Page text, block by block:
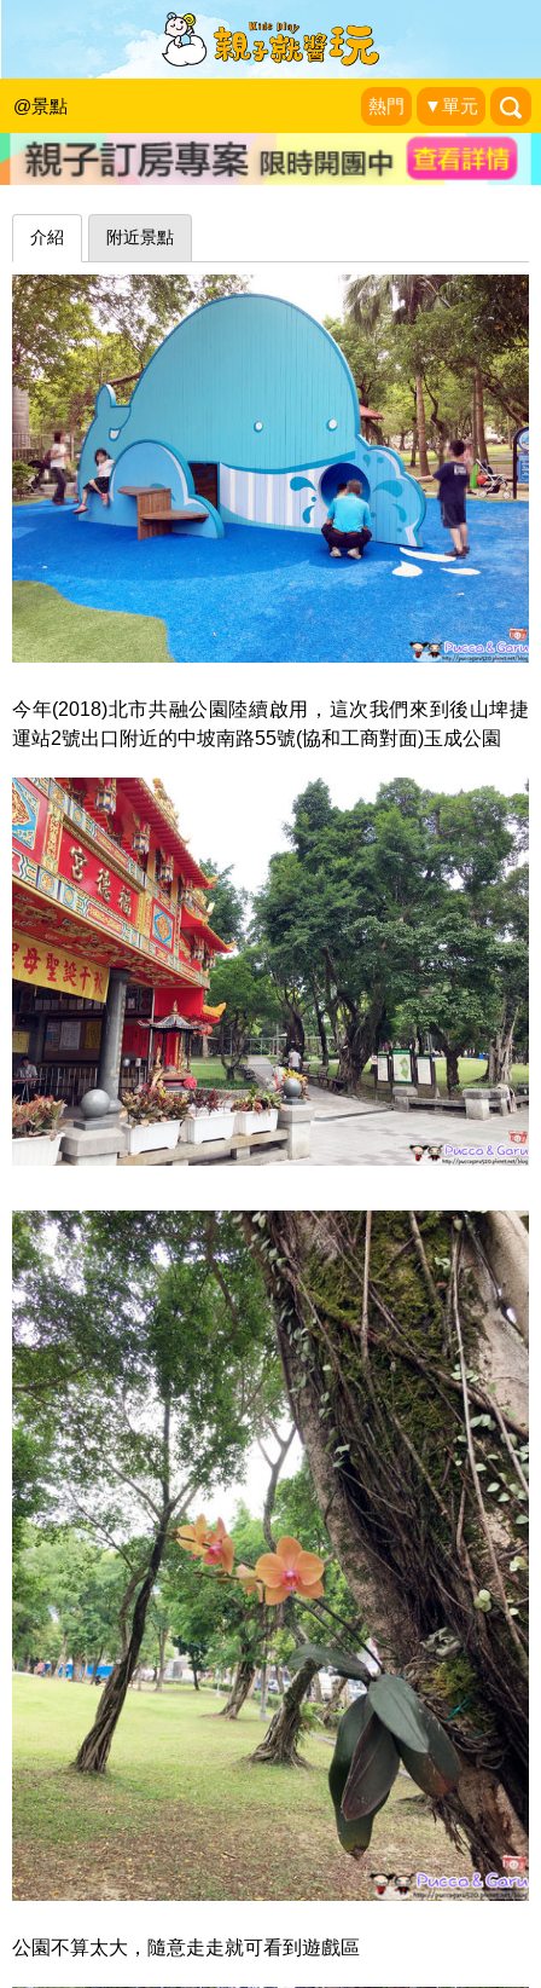
@景點 熱門 ▼單元
微笑造型滑軌好好玩，看我像柯南一飛
衝天～台北玉成公園
Pucca&Garu親子嘻遊記|2018-05-13
介紹 附近景點
今年(2018)北市共融公園陸續啟用，這次我們來到後山埤捷
運站2號出口附近的中坡南路55號(協和工商對面)玉成公園
公園不算太大，隨意走走就可看到遊戲區